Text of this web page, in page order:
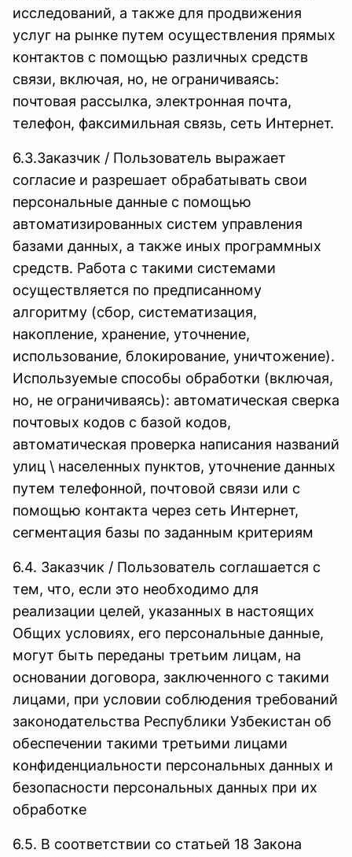
исследований, а также для продвижения
услуг на рынке путем осуществления прямых
контактов с помощью различных средств
связи, включая, но, не ограничиваясь:
почтовая рассылка, электронная почта,
телефон, факсимильная связь, сеть Интернет.
6.3.Заказчик / Пользователь выражает
согласие и разрешает обрабатывать свои
персональные данные с помощью
автоматизированных систем управления
базами данных, а также иных программных
средств. Работа с такими системами
осуществляется по предписанному
алгоритму (сбор, систематизация,
накопление, хранение, уточнение,
использование, блокирование, уничтожение).
Используемые способы обработки (включая,
но, не ограничиваясь): автоматическая сверка
почтовых кодов с базой кодов,
автоматическая проверка написания названий
улиц \ населенных пунктов, уточнение данных
путем телефонной, почтовой связи или с
помощью контакта через сеть Интернет,
сегментация базы по заданным критериям
6.4. Заказчик / Пользователь соглашается с
тем, что, если это необходимо для
реализации целей, указанных в настоящих
Общих условиях, его персональные данные,
могут быть переданы третьим лицам, на
основании договора, заключенного с такими
лицами, при условии соблюдения требований
законодательства Республики Узбекистан об
обеспечении такими третьими лицами
конфиденциальности персональных данных и
безопасности персональных данных при их
обработке
6.5. В соответствии со статьей 18 Закона